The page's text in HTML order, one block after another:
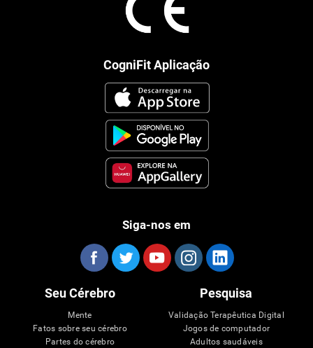
CogniFit Aplicação
Siga-nos em
Seu Cérebro
Mente
Fatos sobre seu cérebro
Partes do cérebro
Pesquisa
Validação Terapêutica Digital
Jogos de computador
Adultos saudáveis